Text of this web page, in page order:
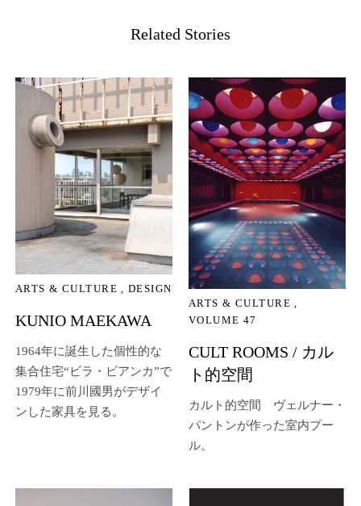
Related Stories
ARTS & CULTURE DESIGN
KUNIO MAEKAWA
1964年に誕生した個性的な
集合住宅“ビラ・ビアンカ”で
1979年に前川國男がデザイ
ンした家具を見る。
ARTS & CULTURE
VOLUME 47
CULT ROOMS / カル
ト的空間
カルト的空間 ヴェルナー・
パントンが作った室内プー
ル。